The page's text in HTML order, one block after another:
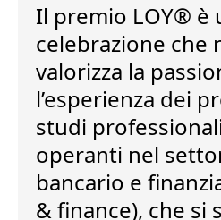
Il premio LOY® è
celebrazione che
valorizza la
l’esperienza dei
studi
operanti nel
bancario e
& finance), che si